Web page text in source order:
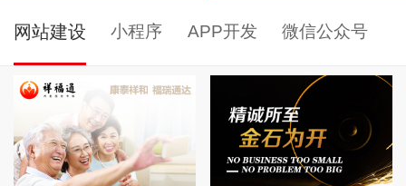
网站建设 小程序 APP开发 微信公众号